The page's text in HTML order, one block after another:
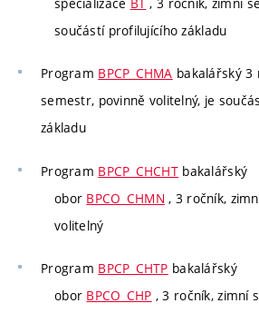
součástí profilujícího základu
Program BPCP_CHMA bakalářský 3
semestr, povinně volitelný, je
základu
Program BPCP_CHCHT bakalářský
obor BPCO_CHMN , 3 ročník,
volitelný
Program BPCP_CHTP bakalářský
obor BPCO_CHP , 3 ročník, zimní